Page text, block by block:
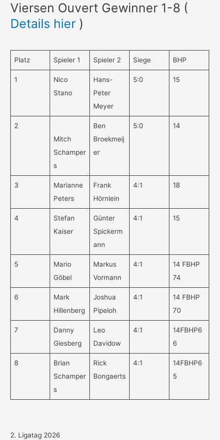
Viersen Ouvert Gewinner 1-8 (
Details hier )
Platz Spieler 1 Spieler 2 Siege BHP
1
Nico
Stano
Hans-
Peter
Meyer
5:0 15
2
Mitch
Schamper
s
Ben
Broekmeij
er
5:0 14
3
Marianne
Peters
Frank
Hörnlein
4:1 18
4
Stefan
Kaiser
Günter
Spickerm
ann
4:1 15
5
Mario
Göbel
Markus
Vormann
4:1
14 FBHP
74
6
Mark
Hillenberg
Joshua
Pipeloh
4:1
14 FBHP
70
7
Danny
Giesberg
Leo
Davidow
4:1
14FBHP6
6
8
Brian
Schamper
s
Rick
Bongaerts
4:1
14FBHP6
5
2. Ligatag 2026